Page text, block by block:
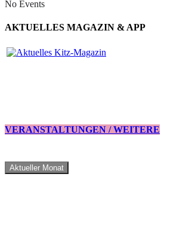
No Events
AKTUELLES MAGAZIN & APP
VERANSTALTUNGEN / WEITERE
Aktueller Monat